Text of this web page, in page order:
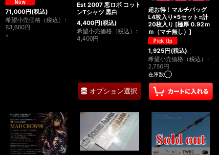
71,000円(税込)
希望小売価格（税込） :
83,600円
×
Est 2007 悪ロボ コット
ンTシャツ 黒白
4,400円(税込)
希望小売価格（税込） :
4,400円
オプション選択
超お得！マルチバッグ
L4枚入り×5セット=計
20枚入り [極厚 0.92ｍ
ｍ（マチ無し） ]
1,925円(税込)
希望小売価格（税込） :
2,750円
在庫数◯